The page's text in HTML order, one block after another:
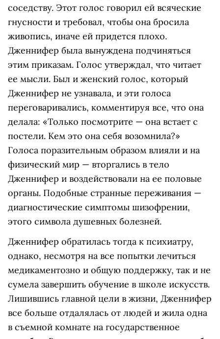
соседству. Этот голос говорил ей всяческие
гнусности и требовал, чтобы она бросила
живопись, иначе ей придется плохо.
Дженнифер была вынуждена подчиняться
этим приказам. Голос утверждал, что читает
ее мысли. Был и женский голос, который
Дженнифер не узнавала, и эти голоса
переговаривались, комментируя все, что она
делала: «Только посмотрите — она встает с
постели. Кем это она себя возомнила?»
Голоса поразительным образом влияли и на
физический мир — вторгались в тело
Дженнифер и воздействовали на ее половые
органы. Подобные странные переживания —
диагностические симптомы шизофрении,
этого символа душевных болезней.
Дженнифер обратилась тогда к психиатру,
однако, несмотря на все попытки лечиться
медикаментозно и общую поддержку, так и не
сумела завершить обучение в школе искусств.
Лишившись главной цели в жизни, Дженнифер
все больше отдалялась от людей и жила одна
в съемной комнате на государственное